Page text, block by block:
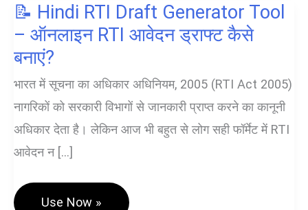
📝 Hindi RTI Draft Generator Tool
– ऑनलाइन RTI आवेदन ड्राफ्ट कैसे
बनाएं?
भारत में सूचना का अधिकार अधिनियम, 2005 (RTI Act 2005)
नागरिकों को सरकारी विभागों से जानकारी प्राप्त करने का कानूनी
अधिकार देता है। लेकिन आज भी बहुत से लोग सही फॉर्मेट में RTI
आवेदन न […]
📝
Use Now »